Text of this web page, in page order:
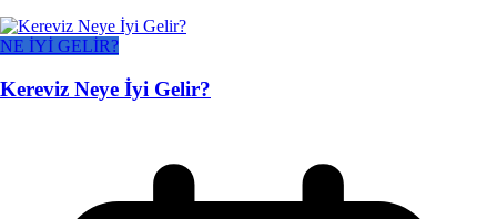
NE İYİ GELİR?
Kereviz Neye İyi Gelir?